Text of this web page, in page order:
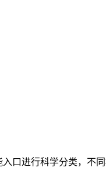
口进行科学分类，不